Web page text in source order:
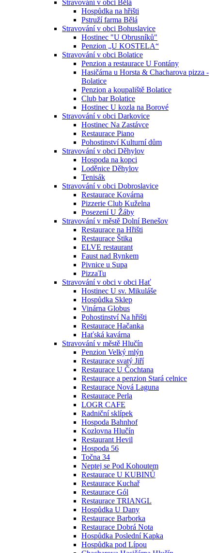
Stravování v obci Bělá
Hospůdka na hřišti
Pstruží farma Bělá
Stravování v obci Bohuslavice
Hostinec "U Obrusníků"
Penzion „U KOSTELA“
Stravování v obci Bolatice
Penzion a restaurace U Fontány
Hasičárna u Horsta & Chacharova pizza -
Bolatice
Penzion a koupaliště Bolatice
Club bar Bolatice
Hostinec U kozla na Borové
Stravování v obci Darkovice
Hostinec Na Zastávce
Restaurace Piano
Pohostinství Kulturní dům
Stravování v obci Děhylov
Hospoda na kopci
Loděnice Děhylov
Tenisák
Stravování v obci Dobroslavice
Restaurace Kovárna
Pizzerie Club Kuželna
Posezení U Žáby
Stravování v městě Dolní Benešov
Restaurace na Hřišti
Restaurace Štika
ELVE restaurant
Faust nad Rynkem
Pivnice u Supa
PizzaTu
Stravování v obci v obci Hať
Hostinec U sv. Mikuláše
Hospůdka Sklep
Vinárna Globus
Pohostinství Na hřišti
Restaurace Hačanka
Haťská kavárna
Stravování v městě Hlučín
Penzion Velký mlýn
Restaurace svatý Jiří
Restaurace U Čochtana
Restaurace a penzion Stará celnice
Restaurace Nová Laguna
Restaurace Perla
LOGR CAFE
Radniční sklípek
Hospoda Bahnhof
Kozlovna Hlučín
Restaurant Hevil
Hospoda 56
Točna 34
Neptej se Pod Kohoutem
Restaurace U KUBINŮ
Restaurace Kuchař
Restaurace Gól
Restaurace TRIANGL
Hospůdka U Dany
Restaurace Barborka
Restaurace Dobrá Nota
Hospůdka Poslední Kapka
Hospůdka pod Lípou